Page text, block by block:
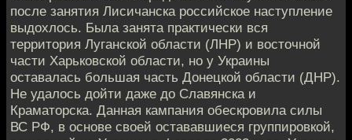
после занятия Лисичанска российское наступление
выдохлось. Была занята практически вся
территория Луганской области (ЛНР) и восточной
части Харьковской области, но у Украины
оставалась большая часть Донецкой области (ДНР).
Не удалось дойти даже до Славянска и
Краматорска. Данная кампания обескровила силы
ВС РФ, в основе своей остававшиеся группировкой,